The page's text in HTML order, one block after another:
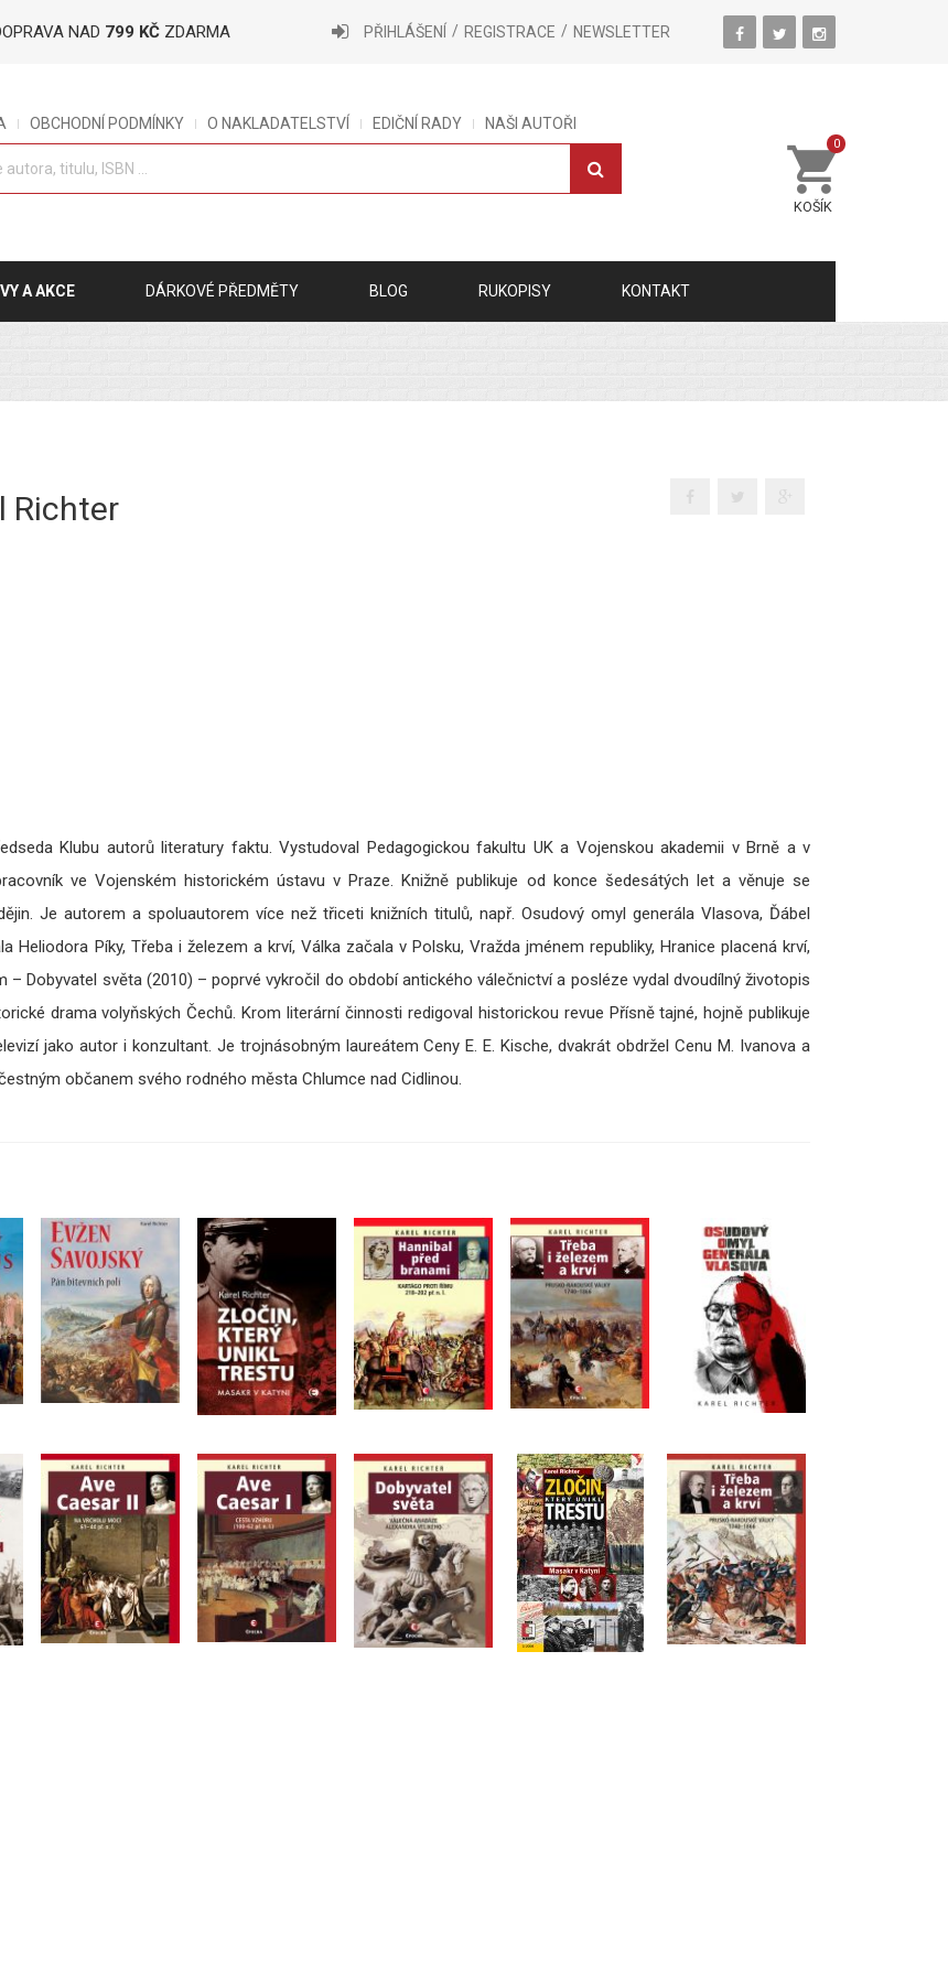
NAD 799 KČ ZDARMA PŘIHLÁŠENÍ REGISTRACE NEWSLETTER
OBCHODNÍ PODMÍNKY O NAKLADATELSTVÍ EDIČNÍ RADY NAŠI AUTOŘI
KOŠÍK
0
A AKCE DÁRKOVÉ PŘEDMĚTY BLOG RUKOPISY KONTAKT
Richter
Klubu autorů literatury faktu. Vystudoval Pedagogickou fakultu UK a Vojenskou akademii v Brně a v
ve Vojenském historickém ústavu v Praze. Knižně publikuje od konce šedesátých let a věnuje se
Je autorem a spoluautorem více než třiceti knižních titulů, např. Osudový omyl generála Vlasova, Ďábel
Heliodora Píky, Třeba i železem a krví, Válka začala v Polsku, Vražda jménem republiky, Hranice placená krví,
– Dobyvatel světa (2010) – poprvé vykročil do období antického válečnictví a posléze vydal dvoudílný životopis
drama volyňských Čechů. Krom literární činnosti redigoval historickou revue Přísně tajné, hojně publikuje
jako autor i konzultant. Je trojnásobným laureátem Ceny E. E. Kische, dvakrát obdržel Cenu M. Ivanova a
občanem svého rodného města Chlumce nad Cidlinou.